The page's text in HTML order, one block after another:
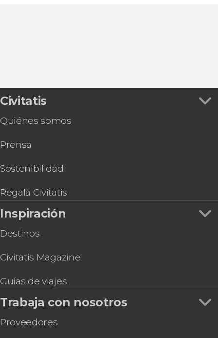
Civitatis
Quiénes somos
Prensa
Sostenibilidad
Regala Civitatis
Inspiración
Destinos
Civitatis Magazine
Guías de viajes
Trabaja con nosotros
Proveedores